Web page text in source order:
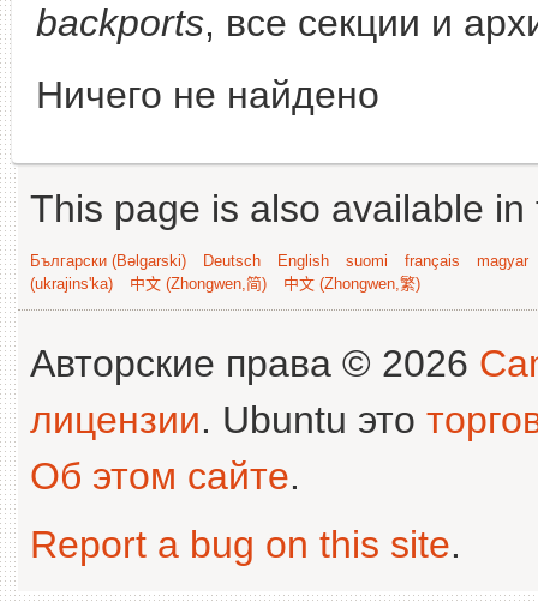
backports, все секции и
Ничего не найдено
This page is also available
Български (Bəlgarski) Deutsch English suomi français
magyar
(ukrajins'ka)
中文 (Zhongwen,简) 中文 (Zhongwen,繁)
Авторские права © 2026
лицензии. Ubuntu это
Об этом сайте.
Report a bug on this site.